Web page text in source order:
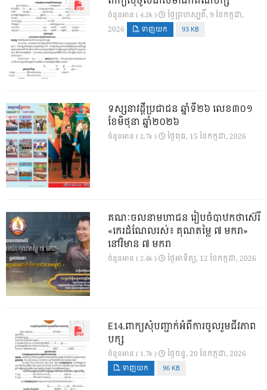
ចំនួនអាន ( 4.2k )
ថ្ងៃ​ព្រហស្បតិ៍, 9 ខែ​កក្កដា,
2026
ទាញយក 93 KB
ទស្សនាវដ្ដីប្រជាជន ឆ្នាំទី២៦ លេខ៣០១
ខែមិថុនា ឆ្នាំ២០២៦
ចំនួនអាន ( 2.7k ) ថ្ងៃ​ពុធ, 15 ខែ​កក្កដា, 2026
គណៈចលនាមហាជន រៀបចំបាឋកថាស៊េរី
«កេរដំណែលរស់៖ គុណតម្លៃ ៧ មករា»
នៅវិមាន ៧ មករា
ចំនួនអាន ( 2.4k ) ថ្ងៃ​អាទិត្យ, 12 ខែ​កក្កដា, 2026
E14.ពាក្យសុំបញ្ជាក់អំពីការចូលរួមជីវភាព
បក្ស
ចំនួនអាន ( 1.7k ) ថ្ងៃ​ចន្ទ, 20 ខែ​កក្កដា, 2026
ទាញយក 96 KB